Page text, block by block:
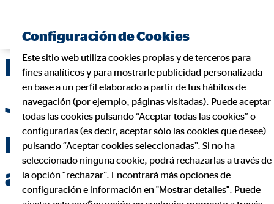
Laura Cantizano:
Jornada de
productividad y
aprendizaje
Configuración de Cookies
Este sitio web utiliza cookies propias y de terceros para
fines analíticos y para mostrarle publicidad personalizada
en base a un perfil elaborado a partir de tus hábitos de
navegación (por ejemplo, páginas visitadas). Puede aceptar
todas las cookies pulsando “Aceptar todas las cookies” o
configurarlas (es decir, aceptar sólo las cookies que desee)
pulsando “Aceptar cookies seleccionadas”. Si no ha
seleccionado ninguna cookie, podrá rechazarlas a través de
la opción “rechazar”. Encontrará más opciones de
configuración e información en "Mostrar detalles". Puede